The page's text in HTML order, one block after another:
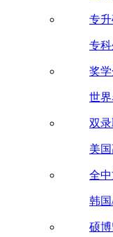
专
专
奖
世
双录
美
全
韩
硕